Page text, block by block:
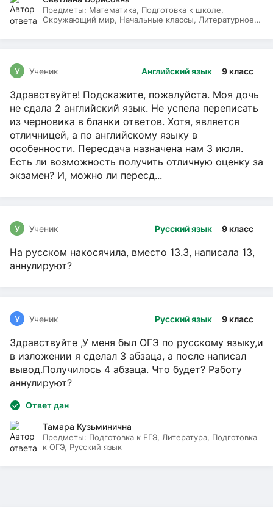
Предметы: Математика, Подготовка к школе,
Окружающий мир, Начальные классы, Литературное
Английский язык 9 класс
У Ученик
Здравствуйте! Подскажите, пожалуйста. Моя дочь
не сдала 2 английский язык. Не успела переписать
из черновика в бланки ответов. Хотя, является
отличницей, а по английскому языку в
особенности. Пересдача назначена нам 3 июля.
Есть ли возможность получить отличную оценку за
экзамен? И, можно ли пересд...
Русский язык 9 класс
У Ученик
На русском накосячила, вместо 13.3, написала 13,
аннулируют?
Русский язык 9 класс
У Ученик
Здравствуйте ,У меня был ОГЭ по русскому языку,и
в изложении я сделал 3 абзаца, а после написал
вывод.Получилось 4 абзаца. Что будет? Работу
аннулируют?
Ответ дан
Тамара Кузьминична
Предметы: Подготовка к ЕГЭ, Литература, Подготовка
к ОГЭ, Русский язык